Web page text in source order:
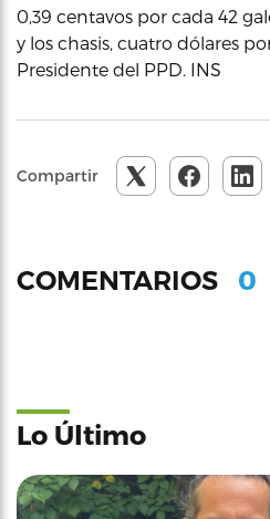
0,39 centavos por cada 42
y los chasis, cuatro dólares
Presidente del PPD. INS
Compartir
COMENTARIOS 0
Lo Último